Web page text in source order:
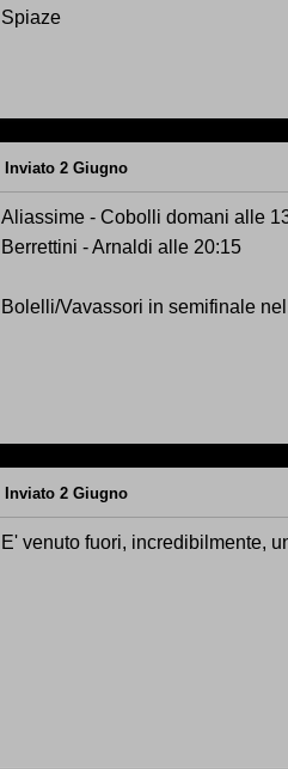
Spiaze
Inviato 2 Giugno
Aliassime - Cobolli domani alle
Berrettini - Arnaldi alle 20:15
Bolelli/Vavassori in semifinale
Inviato 2 Giugno
E' venuto fuori, incredibilmente,